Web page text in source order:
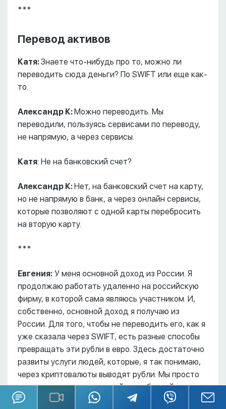
***
Перевод активов
Катя:Знаете что-нибудь про то, можно ли
переводить сюда деньги? По SWIFT или еще как-
то.
Александр К:Можно переводить. Мы
переводили, пользуясь сервисами по переводу,
не напрямую, а через сервисы.
Катя: Не на банковский счет?
Александр К:Нет, на банковский счет на карту,
но не напрямую в банк, а через онлайн сервисы,
которые позволяют с одной карты перебросить
на вторую карту.
***
Евгения: У меня основной доход из России. Я
продолжаю работать удаленно на российскую
фирму, в которой сама являюсь участником. И,
собственно, основной доход я получаю из
России. Для того, чтобы не переводить его, как я
уже сказала через SWIFT, есть разные способы
превращать эти рубли в евро. Здесь достаточно
развиты услуги людей, которые, я так понимаю,
через криптовалюты выводят рубли. Мы просто
переводим деньги на какой-то рублевый счет,
который нам указывают, а нам отдают наличные